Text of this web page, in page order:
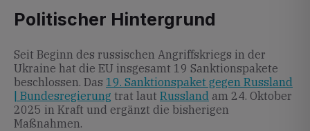
Politischer Hintergrund
Seit Beginn des russischen Angriffskriegs in der
Ukraine hat die EU insgesamt 19 Sanktionspakete
beschlossen. Das 19. Sanktionspaket gegen Russland
| Bundesregierung trat laut Russland am 24. Oktober
2025 in Kraft und ergänzt die bisherigen
Maßnahmen.